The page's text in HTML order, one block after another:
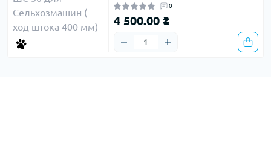
0
4 500.00 ₴